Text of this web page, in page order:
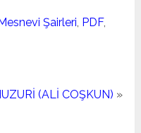
Mesnevi Şairleri, PDF,
(ALİ COŞKUN) »